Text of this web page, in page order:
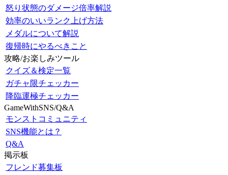
怒り状態のダメージ倍率解説
効率のいいランク上げ方法
メダルについて解説
復帰時にやるべきこと
攻略/お楽しみツール
クイズ＆検定一覧
ガチャ限チェッカー
降臨運極チェッカー
GameWithSNS/Q&A
モンストコミュニティ
SNS機能とは？
Q&A
掲示板
フレンド募集板